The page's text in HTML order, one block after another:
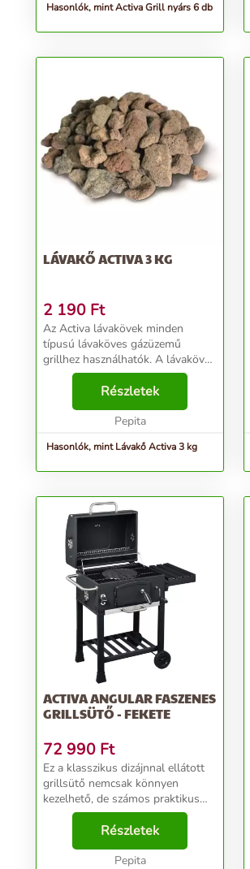
Hasonlók, mint Activa Grill nyárs 6 db
LÁVAKŐ ACTIVA 3 KG
2 190 Ft
Az Activa lávakövek minden
típusú lávaköves gázüzemű
grillhez használhatók. A lávakövek
átveszik a hőt az égőfejekből, és
átadják a nyersanyagoknak. A
pórusok felszívják a lecsöpögő
zsiradékot. A maga...
Részletek
Pepita
Hasonlók, mint Lávakő Activa 3 kg
ACTIVA ANGULAR FASZENES
GRILLSÜTŐ - FEKETE
72 990 Ft
Ez a klasszikus dizájnnal ellátott
grillsütő nemcsak könnyen
kezelhető, de számos praktikus
tartozékkal is rendelkezik. A
grillsütő fémfelülete minőségi
hőálló festékkel, a nagy, osztott
Részletek
Pepita